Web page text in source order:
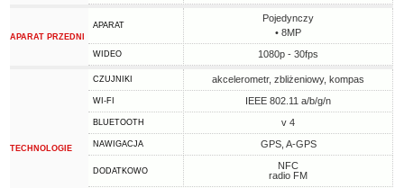
APARAT PRZEDNI
APARAT
Pojedynczy
• 8MP
WIDEO 1080p - 30fps
TECHNOLOGIE
CZUJNIKI akcelerometr, zbliżeniowy, kompas
WI-FI IEEE 802.11 a/b/g/n
BLUETOOTH v 4
NAWIGACJA GPS, A-GPS
DODATKOWO
NFC
radio FM